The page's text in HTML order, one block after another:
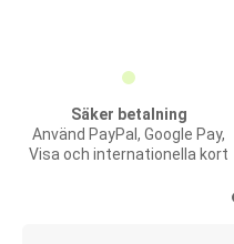
Säker betalning
Använd PayPal, Google Pay,
Visa och internationella kort